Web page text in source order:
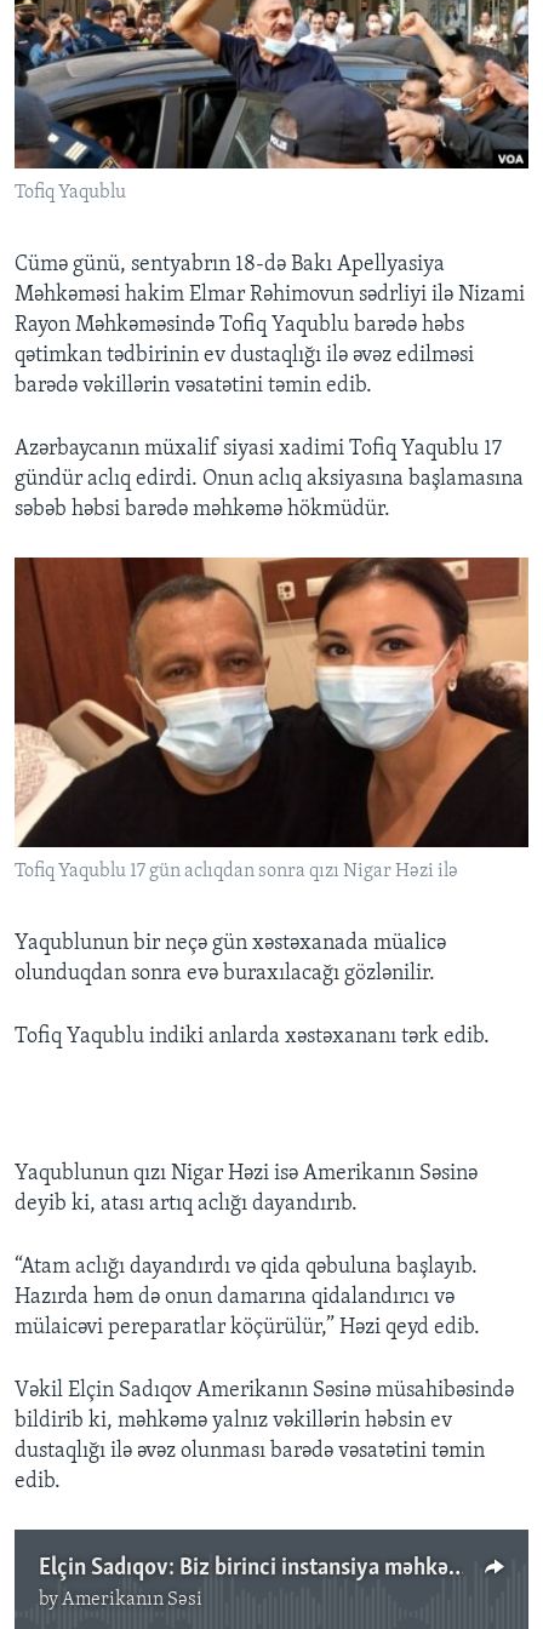
BIZI IZLƏYIN
Dillər
Tofiq Yaqublu
Cümə günü, sentyabrın 18-də Bakı Apellyasiya
Məhkəməsi hakim Elmar Rəhimovun sədrliyi ilə Nizami
Rayon Məhkəməsində Tofiq Yaqublu barədə həbs
qətimkan tədbirinin ev dustaqlığı ilə əvəz edilməsi
barədə vəkillərin vəsatətini təmin edib.
Azərbaycanın müxalif siyasi xadimi Tofiq Yaqublu 17
gündür aclıq edirdi. Onun aclıq aksiyasına başlamasına
səbəb həbsi barədə məhkəmə hökmüdür.
Tofiq Yaqublu 17 gün aclıqdan sonra qızı Nigar Həzi ilə
Yaqublunun bir neçə gün xəstəxanada müalicə
olunduqdan sonra evə buraxılacağı gözlənilir.
Tofiq Yaqublu indiki anlarda xəstəxananı tərk edib.
Yaqublunun qızı Nigar Həzi isə Amerikanın Səsinə
deyib ki, atası artıq aclığı dayandırıb.
“Atam aclığı dayandırdı və qida qəbuluna başlayıb.
Hazırda həm də onun damarına qidalandırıcı və
mülaicəvi pereparatlar köçürülür,” Həzi qeyd edib.
Vəkil Elçin Sadıqov Amerikanın Səsinə müsahibəsində
bildirib ki, məhkəmə yalnız vəkillərin həbsin ev
dustaqlığı ilə əvəz olunması barədə vəsatətini təmin
edib.
Elçin Sadıqov: Biz birinci instansiya məhkəməsinin hökmünün ləğvini istəyirik
byAmerikanın Səsi